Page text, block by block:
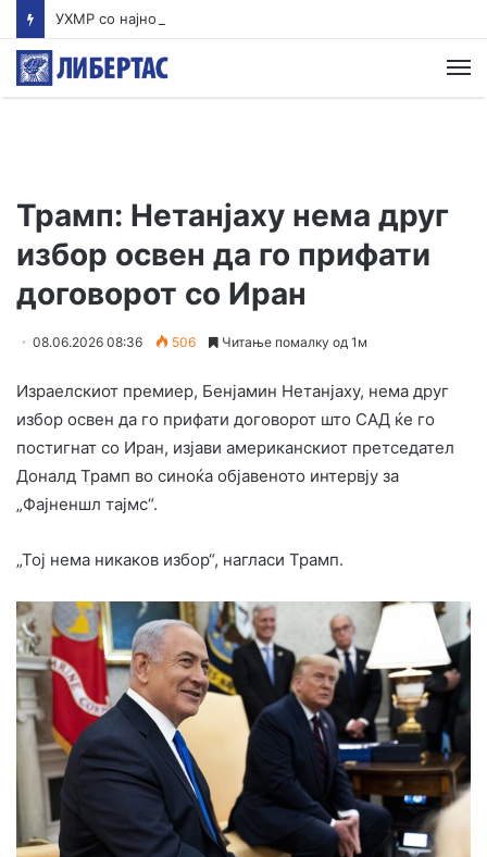
Трамп: Нетанјаху нема друг
избор освен да го прифати
договорот со Иран
08.06.2026 08:36 506 Читање помалку од 1м
Израелскиот премиер, Бенјамин Нетанјаху, нема друг
избор освен да го прифати договорот што САД ќе го
постигнат со Иран, изјави американскиот претседател
Доналд Трамп во синоќа објавеното интервју за
„Фајненшл тајмс“.
„Тој нема никаков избор“, нагласи Трамп.